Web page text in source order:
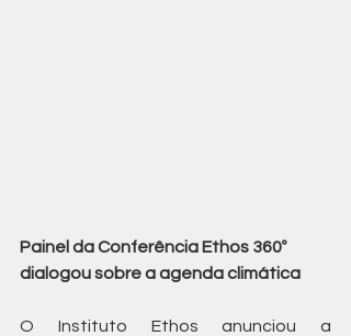
Painel da Conferência Ethos 360º
dialogou sobre a agenda climática
O Instituto Ethos anunciou a